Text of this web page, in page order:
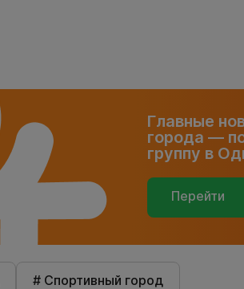
Главные
города —
группу в
Перейти
# Спортивный город